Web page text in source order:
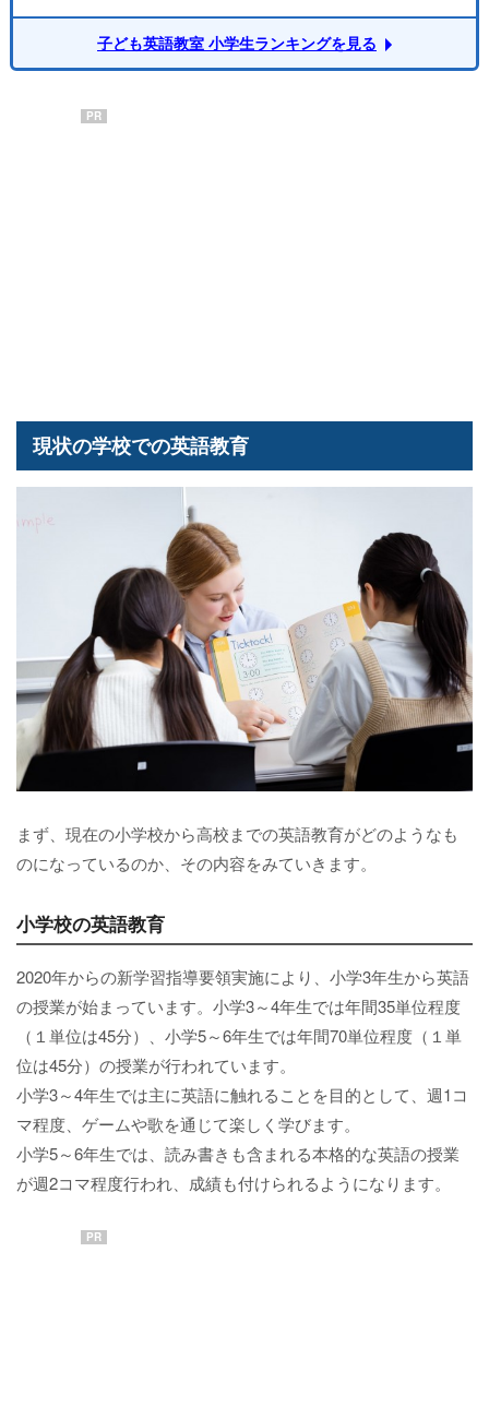
子ども英語教室 小学生ランキングを見る
PR
現状の学校での英語教育
まず、現在の小学校から高校までの英語教育がどのようなも
のになっているのか、その内容をみていきます。
小学校の英語教育
2020年からの新学習指導要領実施により、小学3年生から英語
の授業が始まっています。小学3～4年生では年間35単位程度
（１単位は45分）、小学5～6年生では年間70単位程度（１単
位は45分）の授業が行われています。
小学3～4年生では主に英語に触れることを目的として、週1コ
マ程度、ゲームや歌を通じて楽しく学びます。
小学5～6年生では、読み書きも含まれる本格的な英語の授業
が週2コマ程度行われ、成績も付けられるようになります。
PR